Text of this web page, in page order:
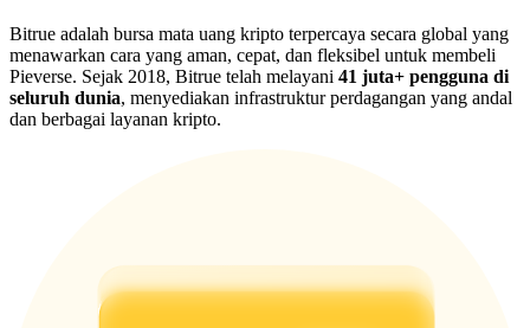
BTC Welcome Rewards
Deposit & Trade BTC to Share 25000 USDT prize pool!
Bitrue adalah bursa mata uang kripto terpercaya secara global yang
menawarkan cara yang aman, cepat, dan fleksibel untuk membeli
Pieverse. Sejak 2018, Bitrue telah melayani 41 juta+ pengguna di
seluruh dunia, menyediakan infrastruktur perdagangan yang andal
dan berbagai layanan kripto.